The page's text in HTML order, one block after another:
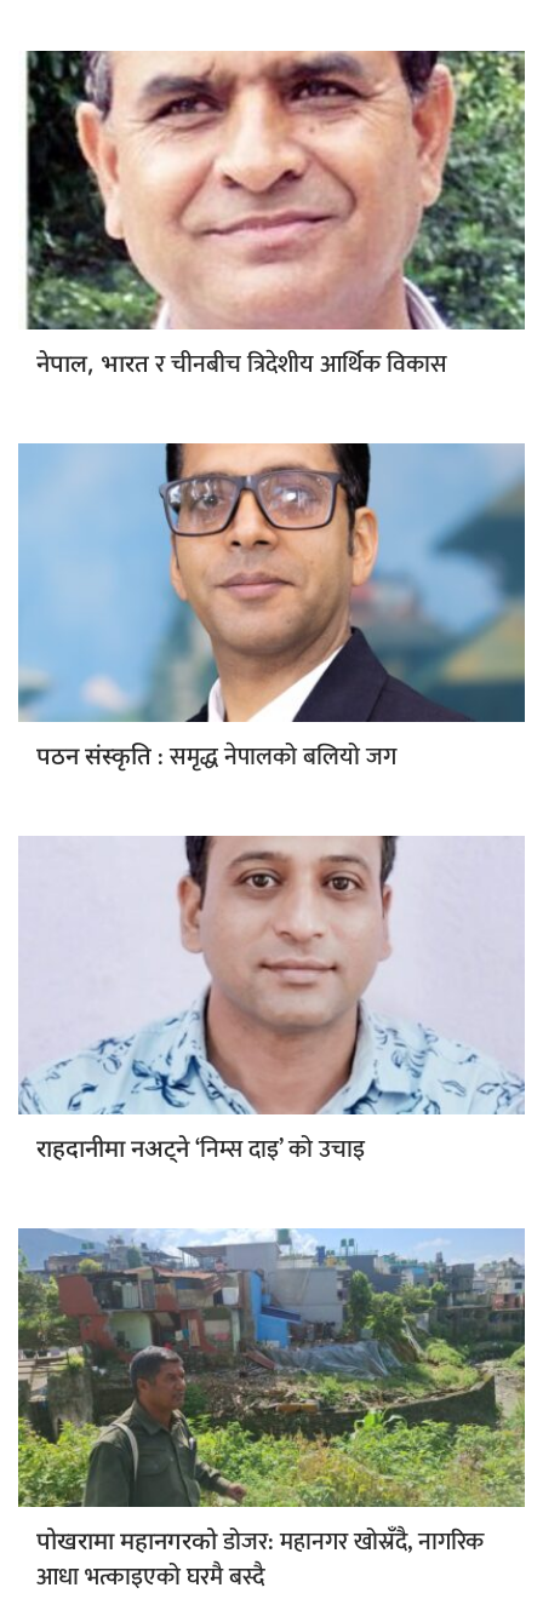
नेपाल, भारतर चीनबीच त्रिदेशीय आर्थिक विकास
पठन संस्कृति : समृद्ध नेपालको बलियो जग
राहदानीमा नअट्ने‘निम्स दाइ’ को उचाइ
पोखरामा महानगरकोडोजर: महानगर खोस्रँदै, नागरिक
आधा भत्काइएको घरमै बस्दै